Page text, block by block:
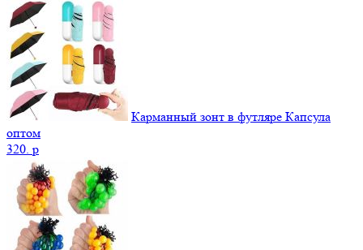
Карманный зонт в футляре Капсула
оптом
320. p